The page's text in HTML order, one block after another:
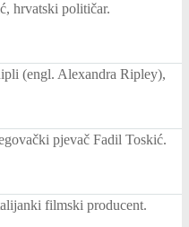
hrvatski političar.
(engl. Alexandra Ripley),
pjevač Fadil Toskić.
filmski producent.